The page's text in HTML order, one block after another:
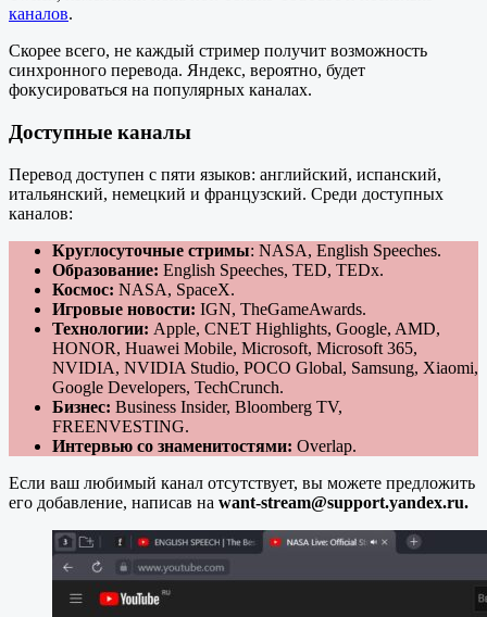
каналов.
Скорее всего, не каждый стример получит возможность
синхронного перевода. Яндекс, вероятно, будет
фокусироваться на популярных каналах.
Доступные каналы
Перевод доступен с пяти языков: английский, испанский,
итальянский, немецкий и французский. Среди доступных
каналов:
Круглосуточные стримы: NASA, English Speeches.
Образование: English Speeches, TED, TEDx.
Космос: NASA, SpaceX.
Игровые новости: IGN, TheGameAwards.
Технологии: Apple, CNET Highlights, Google, AMD,
HONOR, Huawei Mobile, Microsoft, Microsoft 365,
NVIDIA, NVIDIA Studio, POCO Global, Samsung, Xiaomi,
Google Developers, TechCrunch.
Бизнес: Business Insider, Bloomberg TV,
FREENVESTING.
Интервью со знаменитостями: Overlap.
Если ваш любимый канал отсутствует, вы можете предложить
его добавление, написав на want-stream@support.yandex.ru.